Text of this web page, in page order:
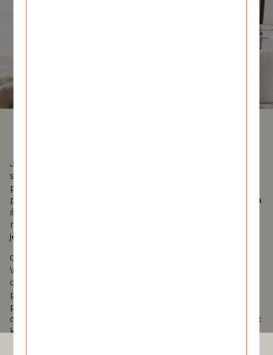
Jak zadbać o zdrowy, bezpieczny i czysty dom oraz o
swój portfel? Wszystkie wymienione środki możesz z
powodzeniem zastąpić naturalnymi mieszankami w stu
procentach bezpiecznymi dla Ciebie, Twojej rodziny i dla
środowiska! Jest kilka magicznych składników, które
mogą zdziałać cuda. Dziś przedstawimy Ci zalety
jednego z nich - OCTU.
Ocet to niezastąpiony składnik do zadań specjalnych.
Wyczyścisz nim każdą powierzchnię, ponieważ ma
działanie odtłuszczające oraz antybakteryjne i
przeciwpleśniowe. Nie stosuj go w sytuacji, kiedy
potrzebna jest solidna dezynfekcja, ponieważ stężenie
octu jest za małe i niektóre bakterie potrafią przetrwać
krótkotrwały kontakt z octem. Jednak jeśli w Twoim